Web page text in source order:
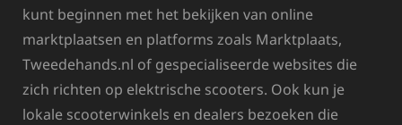
kunt beginnen met het bekijken van online
marktplaatsen en platforms zoals Marktplaats,
Tweedehands.nl of gespecialiseerde websites die
zich richten op elektrische scooters. Ook kun je
lokale scooterwinkels en dealers bezoeken die